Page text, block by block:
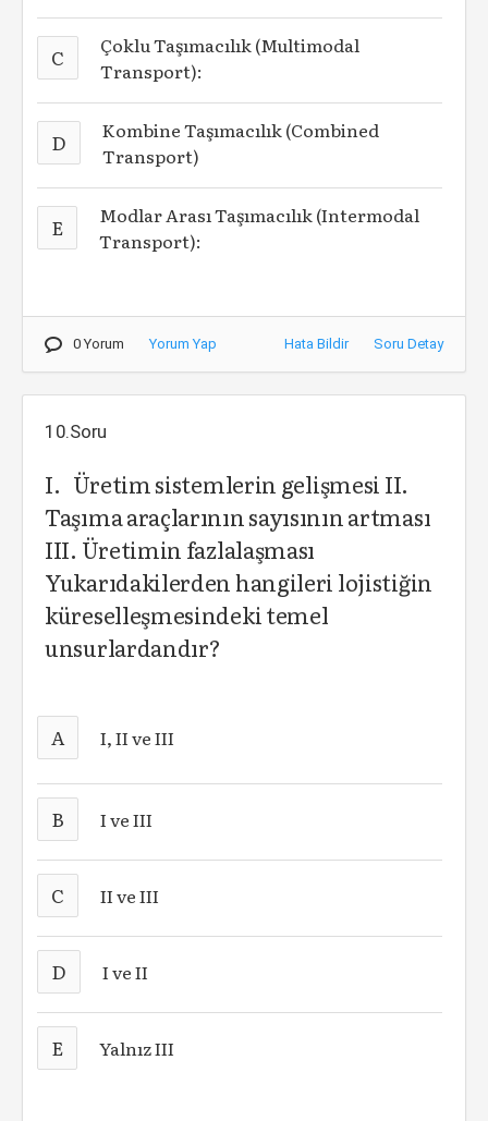
C
Çoklu Taşımacılık (Multimodal
Transport):
D
Kombine Taşımacılık (Combined
Transport)
E
Modlar Arası Taşımacılık (Intermodal
Transport):
0 Yorum Yorum Yap Hata Bildir Soru Detay
10.Soru
I. Üretim sistemlerin gelişmesi II.
Taşıma araçlarının sayısının artması
III. Üretimin fazlalaşması
Yukarıdakilerden hangileri lojistiğin
küreselleşmesindeki temel
unsurlardandır?
A I, II ve III
B I ve III
C II ve III
D I ve II
E Yalnız III